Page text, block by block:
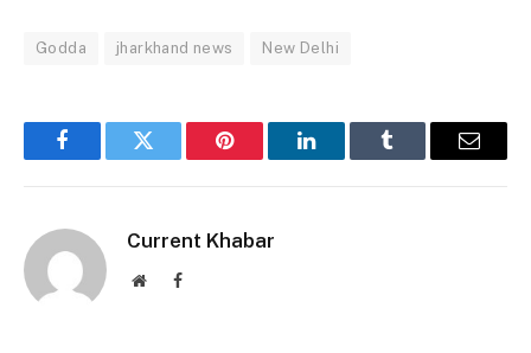
Godda jharkhand news New Delhi
FacebookTwitter Pinterest LinkedInTumblr Email
Current Khabar
WebsiteFacebook